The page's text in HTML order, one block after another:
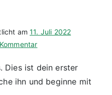
am11. Juli 2022
zu
Welt!
Dies ist dein erster
ihn und beginne mit